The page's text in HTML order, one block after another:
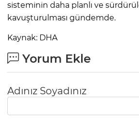
sisteminin daha planlı ve
kavuşturulması gündemde.
Kaynak: DHA
Yorum Ekle
Adınız Soyadınız